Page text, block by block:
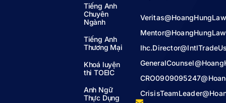
Tiếng Anh
Chuyên
Ngành
Tiếng Anh
Thương Mại
Khoá luyện
thi TOEIC
Anh Ngữ
Thực Dụng